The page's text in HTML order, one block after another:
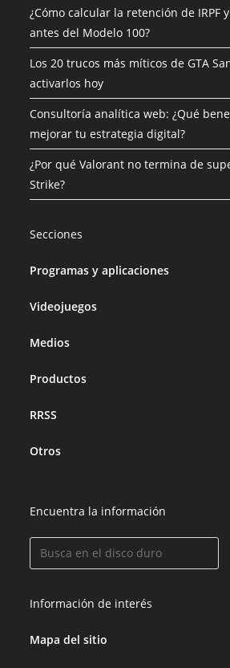
¿Cómo calcular la retención de IRPF
antes del Modelo 100?
Los 20 trucos más míticos de GTA
activarlos hoy
Consultoría analítica web: ¿Qué
mejorar tu estrategia digital?
¿Por qué Valorant no termina de
Strike?
Secciones
Programas y aplicaciones
Videojuegos
Medios
Productos
RRSS
Otros
Encuentra la información
Información de interés
Mapa del sitio